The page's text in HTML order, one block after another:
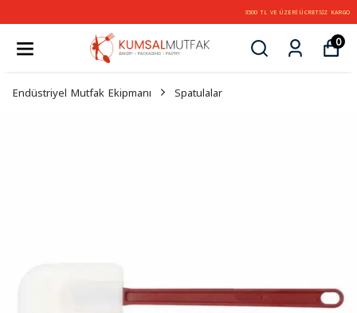
0
Endüstriyel Mutfak Ekipmanı Spatulalar